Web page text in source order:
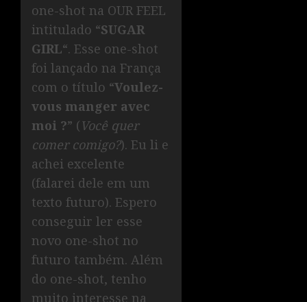
one-shot na OUR FEEL
intitulado “SUGAR
GIRL“. Esse one-shot
foi lançado na França
com o título “Voulez-
vous manger avec
moi ?” (Você quer
comer comigo?). Eu li e
achei excelente
(falarei dele em um
texto futuro). Espero
conseguir ler esse
novo one-shot no
futuro também. Além
do one-shot, tenho
muito interesse na